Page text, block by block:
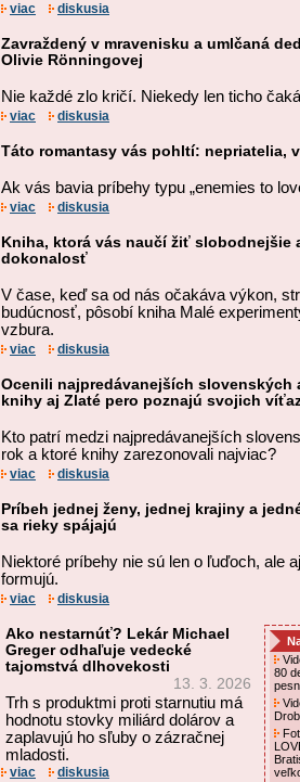
viac diskusia
Zavraždený v mravenisku a umlčaná
Olivie Rönningovej
Nie každé zlo kričí. Niekedy len ticho
viac diskusia
Táto romantasy vás pohltí: nepriatelia,
Ak vás bavia príbehy typu „enemies to
viac diskusia
Kniha, ktorá vás naučí žiť slobodnejšie
dokonalosť
V čase, keď sa od nás očakáva výkon,
budúcnosť, pôsobí kniha Malé
vzbura.
viac diskusia
Ocenili najpredávanejších slovenských
knihy aj Zlaté pero poznajú svojich
Kto patrí medzi najpredávanejších
rok a ktoré knihy zarezonovali najviac?
viac diskusia
Príbeh jednej ženy, jednej krajiny a
sa rieky spájajú
Niektoré príbehy nie sú len o ľuďoch, ale
formujú.
viac diskusia
Ako nestarnúť? Lekár Michael
Greger odhaľuje vedecké
tajomstvá dlhovekosti
13. 3. 2026
Trh s produktmi proti starnutiu má
hodnotu stovky miliárd dolárov a
zaplavujú ho sľuby o zázračnej
mladosti.
viac diskusia
80